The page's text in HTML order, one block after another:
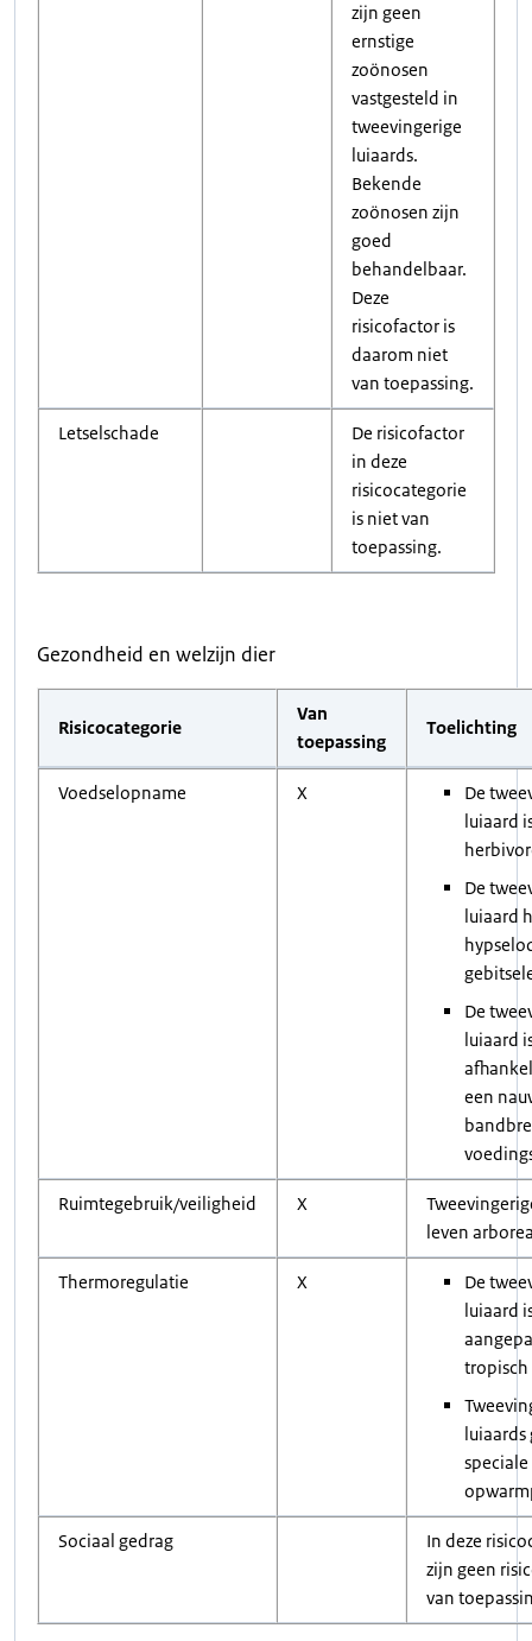
zijn geen
ernstige
zoönosen
vastgesteld in
tweevingerige
luiaards.
Bekende
zoönosen zijn
goed
behandelbaar.
Deze
risicofactor is
daarom niet
van toepassing.
Letselschade
De risicofactor
in deze
risicocategorie
is niet van
toepassing.
Gezondheid en welzijn dier
Risicocategorie
Van
toepassing
Toelichting
Voedselopname X
De
luiaard
De
luiaard
De
luiaard
een
Ruimtegebruik/veiligheid X
leven
Thermoregulatie X
De
luiaard
luiaards
speciale
Sociaal gedrag
In deze
zijn geen
van